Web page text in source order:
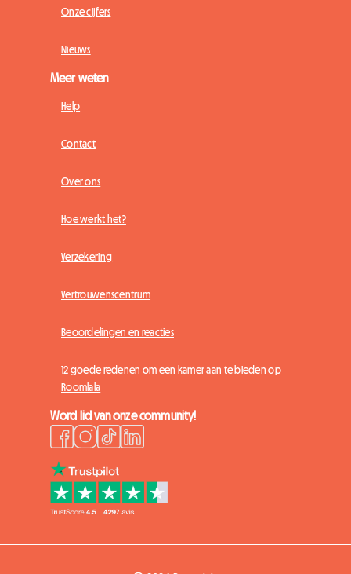
Onze cijfers
Nieuws
Meer weten
Help
Contact
Over ons
Hoe werkt het?
Verzekering
Vertrouwenscentrum
Beoordelingen en reacties
12 goede redenen om een kamer aan te bieden op
Roomlala
Word lid van onze community!